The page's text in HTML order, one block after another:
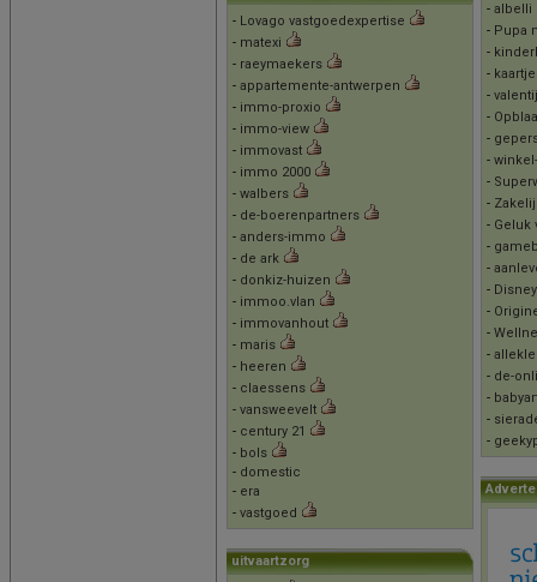
- Lovago vastgoedexpertise
- matexi
- raeymaekers
- appartemente-antwerpen
- immo-proxio
- immo-view
- immovast
- immo 2000
- walbers
- de-boerenpartners
- anders-immo
- de ark
- donkiz-huizen
- immoo.vlan
- immovanhout
- maris
- heeren
- claessens
- vansweevelt
- century 21
- bols
- domestic
- era
- vastgoed
uitvaartzorg
- albelli
- Pupa
-
-
-
-
-
-
-
-
- Geluk
-
-
-
-
-
-
- de-
-
-
-